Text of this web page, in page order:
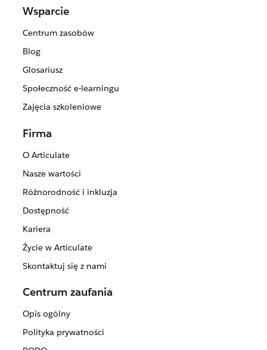
Wsparcie
Centrum zasobów
Blog
Glosariusz
Społeczność e-learningu
Zajęcia szkoleniowe
Firma
O Articulate
Nasze wartości
Różnorodność i inkluzja
Dostępność
Kariera
Życie w Articulate
Skontaktuj się z nami
Centrum zaufania
Opis ogólny
Polityka prywatności